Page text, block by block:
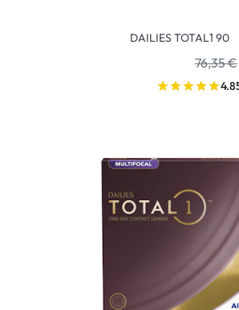
DAILIES TOTAL1 90
76,35 €